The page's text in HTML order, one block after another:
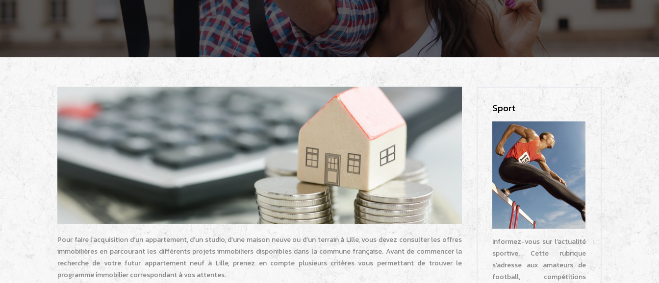
Pour faire l’acquisition d’un appartement, d’un studio, d’une maison neuve ou d’un terrain à Lille, vous devez consulter les offres
immobilières en parcourant les différents projets immobiliers disponibles dans la commune française. Avant de commencer la
recherche de votre futur appartement neuf à Lille, prenez en compte plusieurs critères vous permettant de trouver le
programme immobilier correspondant à vos attentes.
Sport
Informez-vous sur l’actualité
sportive. Cette rubrique
s’adresse aux amateurs de
football, compétitions